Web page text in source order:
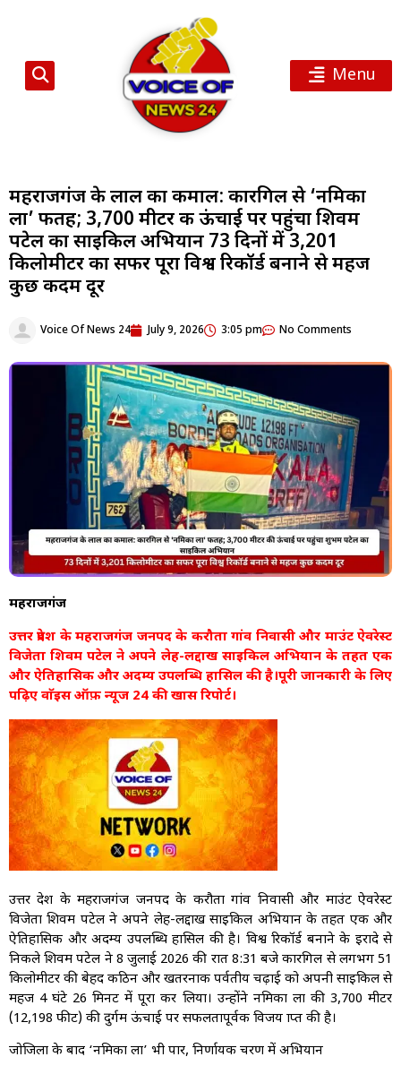
Menu
महराजगंज के लाल का कमाल: कारगिल से ‘नमिका
ला’ फतह; 3,700 मीटर की ऊंचाई पर पहुंचा शिवम
पटेल का साइकिल अभियान 73 दिनों में 3,201
किलोमीटर का सफर पूरा विश्व रिकॉर्ड बनाने से महज
कुछ कदम दूर
Voice Of News 24 July 9, 2026 3:05 pm No Comments
महराजगंज
उत्तर प्रदेश के महराजगंज जनपद के करौता गांव निवासी और माउंट ऐवरेस्ट
विजेता शिवम पटेल ने अपने लेह-लद्दाख साइकिल अभियान के तहत एक
और ऐतिहासिक और अदम्य उपलब्धि हासिल की है।पूरी जानकारी के लिए
पढ़िए वाॅइस ऑफ़ न्यूज 24 की खास रिपोर्ट।
उत्तर प्रदेश के महराजगंज जनपद के करौता गांव निवासी और माउंट ऐवरेस्ट
विजेता शिवम पटेल ने अपने लेह-लद्दाख साइकिल अभियान के तहत एक और
ऐतिहासिक और अदम्य उपलब्धि हासिल की है। विश्व रिकॉर्ड बनाने के इरादे से
निकले शिवम पटेल ने 8 जुलाई 2026 की रात 8:31 बजे कारगिल से लगभग 51
किलोमीटर की बेहद कठिन और खतरनाक पर्वतीय चढ़ाई को अपनी साइकिल से
महज 4 घंटे 26 मिनट में पूरा कर लिया। उन्होंने नमिका ला की 3,700 मीटर
(12,198 फीट) की दुर्गम ऊंचाई पर सफलतापूर्वक विजय प्राप्त की है।
जोजिला के बाद ‘नमिका ला’ भी पार, निर्णायक चरण में अभियान